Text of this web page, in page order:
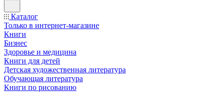
Каталог
Только в интернет-магазине
Книги
Бизнес
Здоровье и медицина
Книги для детей
Детская художественная литература
Обучающая литература
Книги по рисованию